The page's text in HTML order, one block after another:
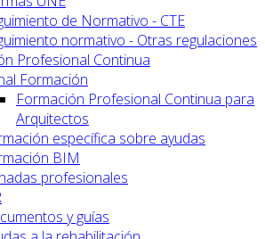
de Normativo - CTE
normativo - Otras regulaciones
Profesional Continua
Formación
Formación Profesional Continua para
Arquitectos
específica sobre ayudas
BIM
profesionales
y guías